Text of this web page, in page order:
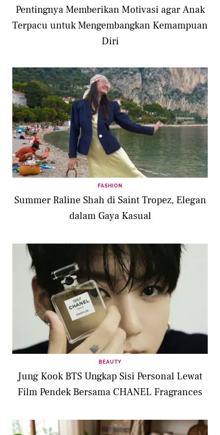
Pentingnya Memberikan Motivasi agar Anak
Terpacu untuk Mengembangkan Kemampuan
Diri
FASHION
Summer Raline Shah di Saint Tropez, Elegan
dalam Gaya Kasual
BEAUTY
Jung Kook BTS Ungkap Sisi Personal Lewat
Film Pendek Bersama CHANEL Fragrances